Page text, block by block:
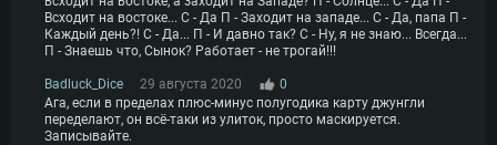
Всходит на востоке... С - Да П - Заходит на западе... С - Да, папа П -
Каждый день?! С - Да... П - И давно так? С - Ну, я не знаю... Всегда...
П - Знаешь что, Сынок? Работает - не трогай!!!
Badluck_Dice 29 августа 2020
0
Ага, если в пределах плюс-минус полугодика карту джунгли
переделают, он всё-таки из улиток, просто маскируется.
Записывайте.